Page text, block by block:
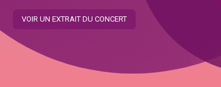
VOIR UN EXTRAIT DU CONCERT